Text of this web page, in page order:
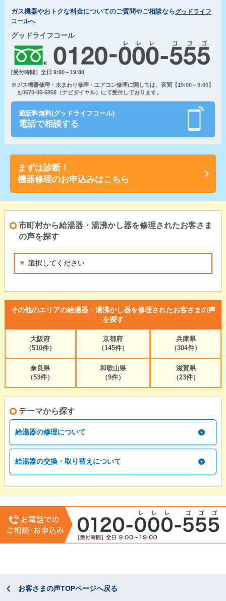
ガス機器やおトクな料金についてのご質問やご相談ならグッドライフ
コールへ
グッドライフコール
[受付時間］全日 9:00～19:00
※ガス機器修理・水まわり修理・エアコン修理に関しては、夜間【19:00～9:00】
も0570-05-5858（ナビダイヤル）にて受付しております。
通話料無料(グッドライフコール)
電話で相談する
まずは診断！
機器修理のお申込みはこちら
市町村から給湯器・湯沸かし器を修理されたお客さま
の声を探す
その他のエリアの給湯器・湯沸かし器を修理されたお客さまの声
を探す
大阪府
（510件）
京都府
（145件）
兵庫県
（304件）
奈良県
（53件）
和歌山県
（9件）
滋賀県
（23件）
テーマから探す
給湯器の修理について
給湯器の交換・取り替えについて
お客さまの声TOPページへ戻る